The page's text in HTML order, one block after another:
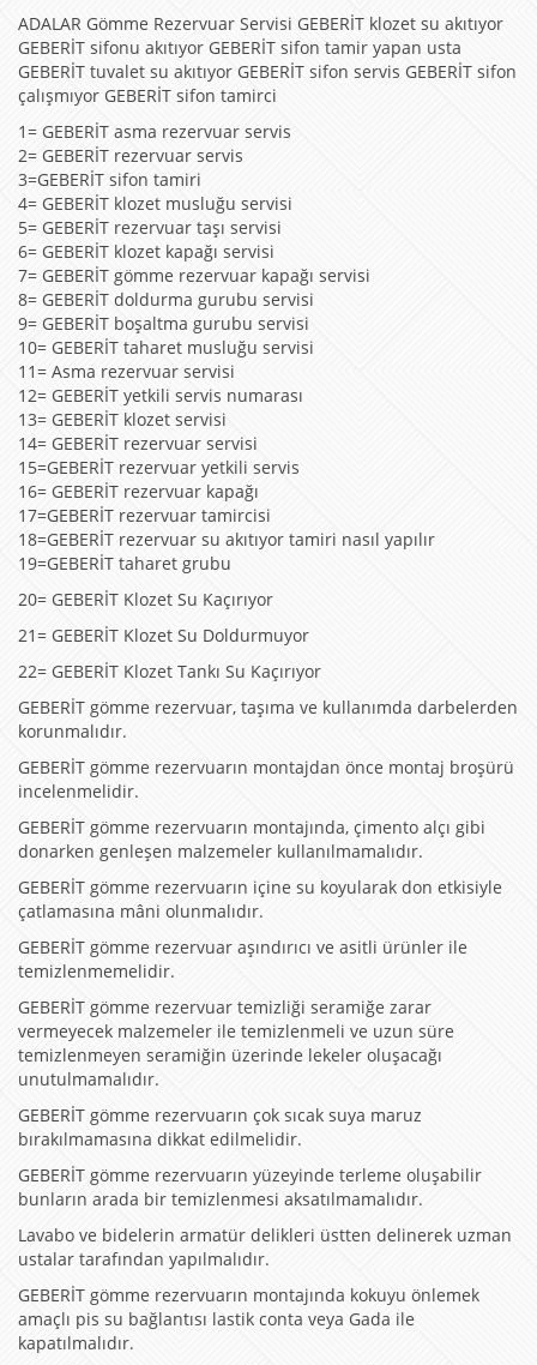
ADALAR Gömme Rezervuar Servisi GEBERİT klozet su akıtıyor
GEBERİT sifonu akıtıyor GEBERİT sifon tamir yapan usta
GEBERİT tuvalet su akıtıyor GEBERİT sifon servis GEBERİT sifon
çalışmıyor GEBERİT sifon tamirci
1= GEBERİT asma rezervuar servis
2= GEBERİT rezervuar servis
3=GEBERİT sifon tamiri
4= GEBERİT klozet musluğu servisi
5= GEBERİT rezervuar taşı servisi
6= GEBERİT klozet kapağı servisi
7= GEBERİT gömme rezervuar kapağı servisi
8= GEBERİT doldurma gurubu servisi
9= GEBERİT boşaltma gurubu servisi
10= GEBERİT taharet musluğu servisi
11= Asma rezervuar servisi
12= GEBERİT yetkili servis numarası
13= GEBERİT klozet servisi
14= GEBERİT rezervuar servisi
15=GEBERİT rezervuar yetkili servis
16= GEBERİT rezervuar kapağı
17=GEBERİT rezervuar tamircisi
18=GEBERİT rezervuar su akıtıyor tamiri nasıl yapılır
19=GEBERİT taharet grubu
20= GEBERİT Klozet Su Kaçırıyor
21= GEBERİT Klozet Su Doldurmuyor
22= GEBERİT Klozet Tankı Su Kaçırıyor
GEBERİT gömme rezervuar, taşıma ve kullanımda darbelerden
korunmalıdır.
GEBERİT gömme rezervuarın montajdan önce montaj broşürü
incelenmelidir.
GEBERİT gömme rezervuarın montajında, çimento alçı gibi
donarken genleşen malzemeler kullanılmamalıdır.
GEBERİT gömme rezervuarın içine su koyularak don etkisiyle
çatlamasına mâni olunmalıdır.
GEBERİT gömme rezervuar aşındırıcı ve asitli ürünler ile
temizlenmemelidir.
GEBERİT gömme rezervuar temizliği seramiğe zarar
vermeyecek malzemeler ile temizlenmeli ve uzun süre
temizlenmeyen seramiğin üzerinde lekeler oluşacağı
unutulmamalıdır.
GEBERİT gömme rezervuarın çok sıcak suya maruz
bırakılmamasına dikkat edilmelidir.
GEBERİT gömme rezervuarın yüzeyinde terleme oluşabilir
bunların arada bir temizlenmesi aksatılmamalıdır.
Lavabo ve bidelerin armatür delikleri üstten delinerek uzman
ustalar tarafından yapılmalıdır.
GEBERİT gömme rezervuarın montajında kokuyu önlemek
amaçlı pis su bağlantısı lastik conta veya Gada ile
kapatılmalıdır.